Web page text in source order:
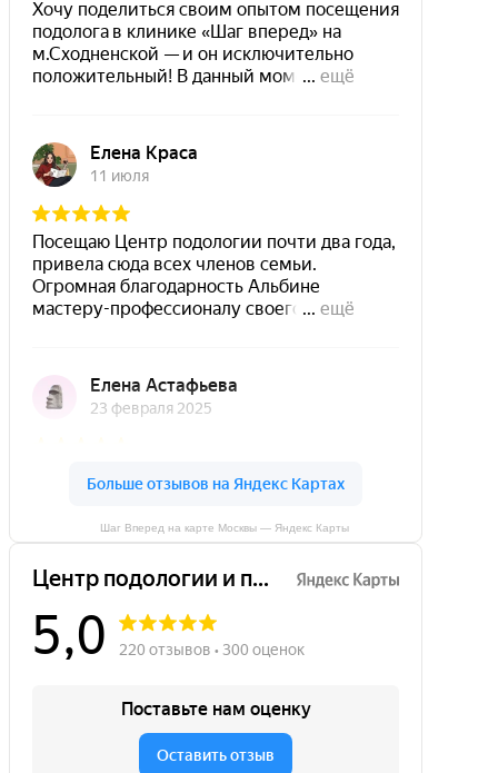
Шаг Вперед на карте Москвы — Яндекс Карты